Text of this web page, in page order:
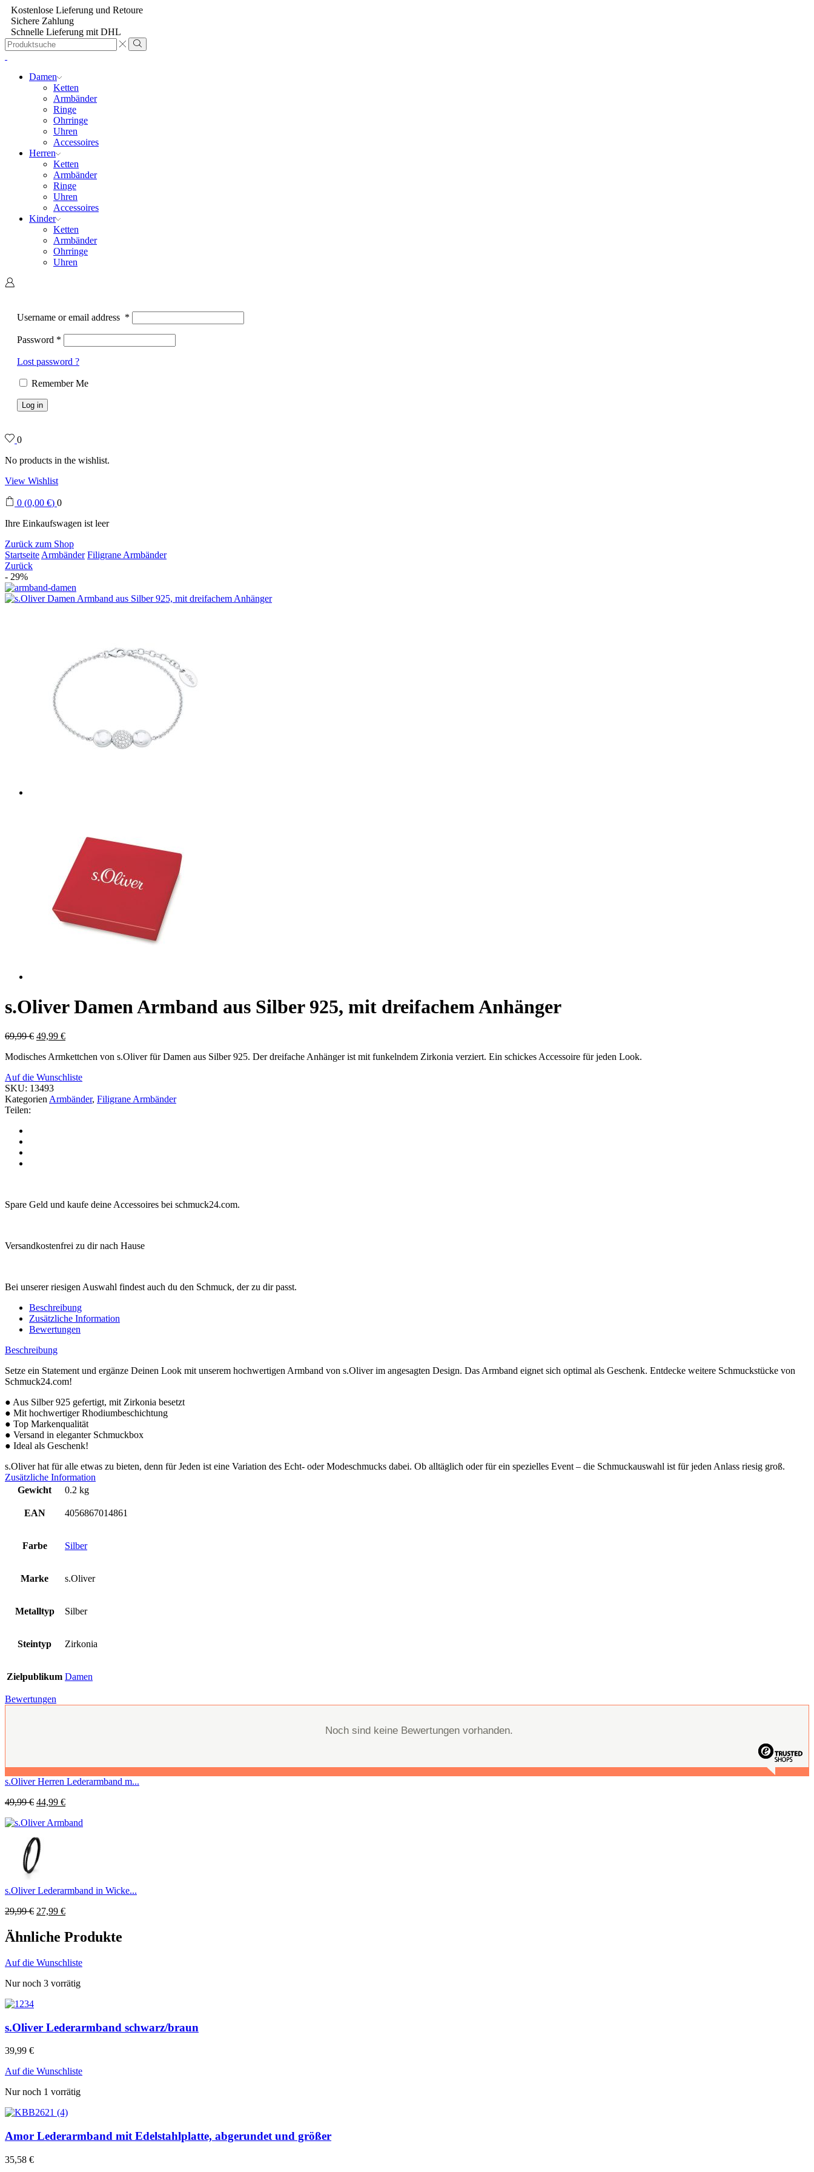
Kostenlose Lieferung und Retoure
Sichere Zahlung
Schnelle Lieferung mit DHL
Search
input
Damen
Ketten
Armbänder
Ringe
Ohrringe
Uhren
Accessoires
Herren
Ketten
Armbänder
Ringe
Uhren
Accessoires
Kinder
Ketten
Armbänder
Ohrringe
Uhren
Username or email address *
Password *
Lost password ?
Remember Me
Log in
0
No products in the wishlist.
View Wishlist
0 (0,00 €) 0
Ihre Einkaufswagen ist leer
Zurück zum Shop
Startseite Armbänder Filigrane Armbänder
Zurück
- 29%
s.Oliver Damen Armband aus Silber 925, mit dreifachem Anhänger
69,99€ 49,99 €
Modisches Armkettchen von s.Oliver für Damen aus Silber 925. Der dreifache Anhänger ist mit funkelndem Zirkonia verziert. Ein schickes Accessoire für jeden Look.
Auf die Wunschliste
SKU: 13493
Kategorien Armbänder, Filigrane Armbänder
Teilen:
Spare Geld und kaufe deine Accessoires bei schmuck24.com.
Versandkostenfrei zu dir nach Hause
Bei unserer riesigen Auswahl findest auch du den Schmuck, der zu dir passt.
Beschreibung
Zusätzliche Information
Bewertungen
Beschreibung
Setze ein Statement und ergänze Deinen Look mit unserem hochwertigen Armband von s.Oliver im angesagten Design. Das Armband eignet sich optimal als Geschenk. Entdecke weitere Schmuckstücke von
Schmuck24.com!
● Aus Silber 925 gefertigt, mit Zirkonia besetzt
● Mit hochwertiger Rhodiumbeschichtung
● Top Markenqualität
● Versand in eleganter Schmuckbox
● Ideal als Geschenk!
s.Oliver hat für alle etwas zu bieten, denn für Jeden ist eine Variation des Echt- oder Modeschmucks dabei. Ob alltäglich oder für ein spezielles Event – die Schmuckauswahl ist für jeden Anlass riesig groß.
Zusätzliche Information
Gewicht
0.2 kg
EAN 4056867014861
Farbe Silber
Marke s.Oliver
Metalltyp Silber
Steintyp Zirkonia
Zielpublikum Damen
Bewertungen
Noch sind keine Bewertungen vorhanden.
s.Oliver Herren Lederarmband m...
49,99€ 44,99 €
s.Oliver Lederarmband in Wicke...
29,99€ 27,99 €
Ähnliche Produkte
Auf die Wunschliste
Nur noch 3 vorrätig
s.Oliver Lederarmband schwarz/braun
39,99 €
Auf die Wunschliste
Nur noch 1 vorrätig
Amor Lederarmband mit Edelstahlplatte, abgerundet und größer
35,58 €